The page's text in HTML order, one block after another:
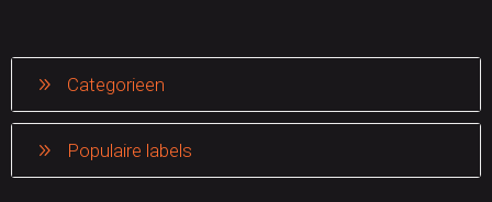
Categorieen
Populaire labels